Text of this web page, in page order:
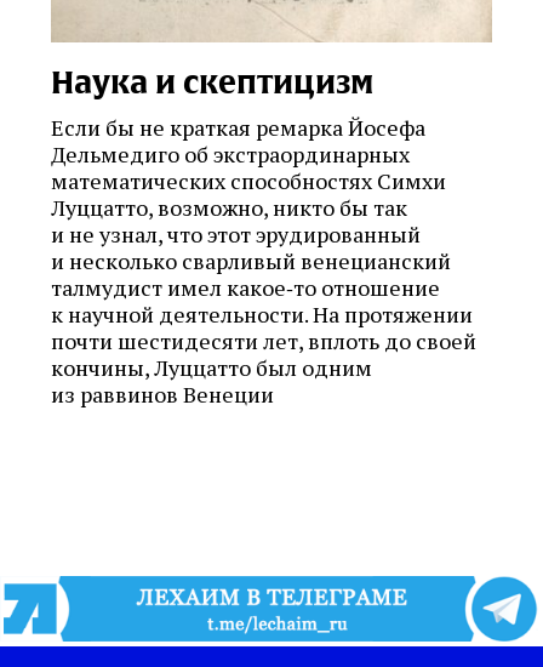
Наука и скептицизм
Если бы не краткая ремарка Йосефа
Дельмедиго об экстраординарных
математических способностях Симхи
Луццатто, возможно, никто бы так
и не узнал, что этот эрудированный
и несколько сварливый венецианский
талмудист имел какое‑то отношение
к научной деятельности. На протяжении
почти шестидесяти лет, вплоть до своей
кончины, Луццатто был одним
из раввинов Венеции